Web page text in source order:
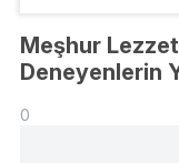
Meşhur
Deneyenlerin
0